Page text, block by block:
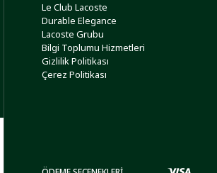
Le Club Lacoste
Durable Elegance
Lacoste Grubu
Bilgi Toplumu Hizmetleri
Gizlilik Politikası
Çerez Politikası